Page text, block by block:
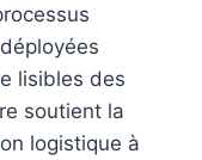
lisibles des
soutient la
logistique à